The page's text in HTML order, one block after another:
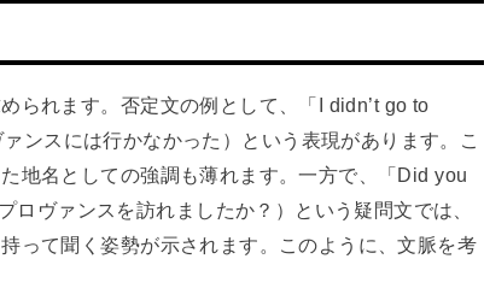
られます。否定文の例として、「I didn’t go to
ンスには行かなかった）という表現があります。こ
地名としての強調も薄れます。一方で、「Did you
ヴァンスを訪れましたか？）という疑問文では、
って聞く姿勢が示されます。このように、文脈を考